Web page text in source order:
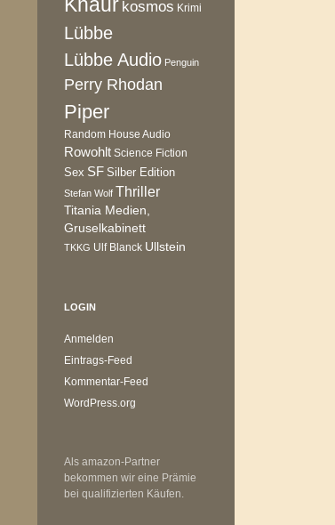
kosmos Krimi
Lübbe
Lübbe Audio Penguin
Perry Rhodan
Piper
Random House Audio
Rowohlt Science Fiction
Sex SF Silber Edition
Stefan Wolf Thriller
Titania Medien,
Gruselkabinett
TKKG Ulf Blanck Ullstein
LOGIN
Anmelden
Eintrags-Feed
Kommentar-Feed
WordPress.org
Als amazon-Partner
bekommen wir eine Prämie
bei qualifizierten Käufen.